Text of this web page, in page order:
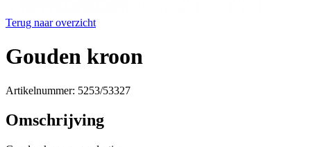
Terug naar overzicht
Gouden kroon
Artikelnummer: 5253/53327
Omschrijving